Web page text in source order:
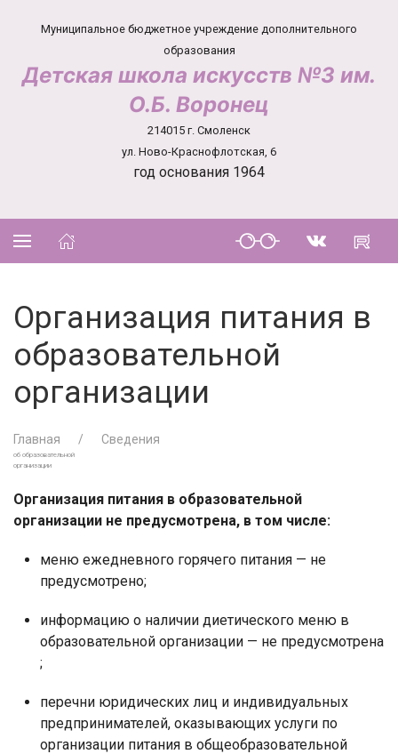
Муниципальное бюджетное учреждение дополнительного
образования
Детская школа искусств №3 им.
О.Б. Воронец
214015 г. Смоленск
ул. Ново-Краснофлотская, 6
год основания 1964
Организация питания в
образовательной
организации
Главная Сведения
об образовательной
организации
Организация питания в образовательной
организации не предусмотрена, в том числе:
меню ежедневного горячего питания — не
предусмотрено;
информацию о наличии диетического меню в
образовательной организации — не предусмотрена
;
перечни юридических лиц и индивидуальных
предпринимателей, оказывающих услуги по
организации питания в общеобразовательной